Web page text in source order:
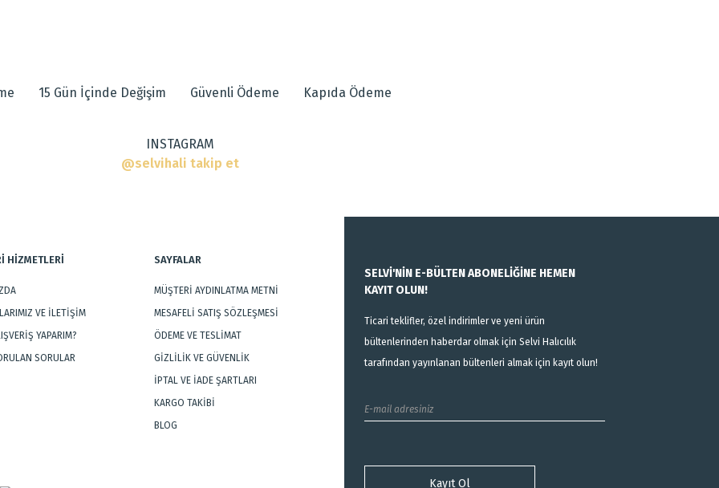
Gönder
15 Gün İçinde Değişim Güvenli Ödeme Kapıda Ödeme
INSTAGRAM
@selvihali takip et
HİZMETLERİ
VE İLETİŞİM
YAPARIM?
SORULAR
SAYFALAR
MÜŞTERİ AYDINLATMA METNİ
MESAFELİ SATIŞ SÖZLEŞMESİ
ÖDEME VE TESLİMAT
GİZLİLİK VE GÜVENLİK
İPTAL VE İADE ŞARTLARI
KARGO TAKİBİ
BLOG
SELVİ'NİN E-BÜLTEN ABONELİĞİNE HEMEN
KAYIT OLUN!
Ticari teklifler, özel indirimler ve yeni ürün
bültenlerinden haberdar olmak için Selvi Halıcılık
tarafından yayınlanan bültenleri almak için kayıt olun!
Kayıt Ol